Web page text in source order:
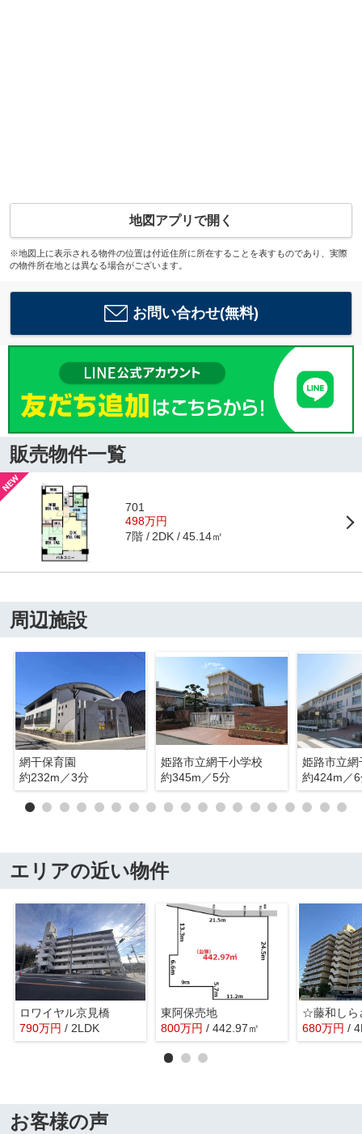
地図アプリで開く
※地図上に表示される物件の位置は付近住所に所在することを表すものであり、実際
の物件所在地とは異なる場合がございます。
お問い合わせ(無料)
販売物件一覧
701
498万円
7階 2DK 45.14㎡
周辺施設
網干保育園
約232m／3分
姫路市立網干小学校
約345m／5分
姫路市立網
約424m／
エリアの近い物件
ロワイヤル京見橋
790万円 / 2LDK
東阿保売地
800万円 / 442.97㎡ 680万円 /
お客様の声